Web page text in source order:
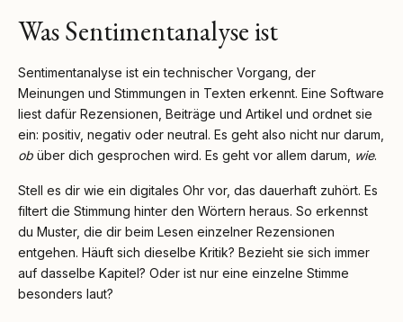
Was Sentimentanalyse ist
Sentimentanalyse ist ein technischer Vorgang, der
Meinungen und Stimmungen in Texten erkennt. Eine Software
liest dafür Rezensionen, Beiträge und Artikel und ordnet sie
ein: positiv, negativ oder neutral. Es geht also nicht nur darum,
ob über dich gesprochen wird. Es geht vor allem darum, wie.
Stell es dir wie ein digitales Ohr vor, das dauerhaft zuhört. Es
filtert die Stimmung hinter den Wörtern heraus. So erkennst
du Muster, die dir beim Lesen einzelner Rezensionen
entgehen. Häuft sich dieselbe Kritik? Bezieht sie sich immer
auf dasselbe Kapitel? Oder ist nur eine einzelne Stimme
besonders laut?